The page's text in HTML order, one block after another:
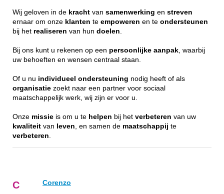
Wij geloven in de kracht van samenwerking en streven
ernaar om onze klanten te empoweren en te ondersteunen
bij het realiseren van hun doelen
Bij ons kunt u rekenen op een persoonlijke aanpak , waarbij
uw behoeften en wensen centraal staan.
Of u nu individueel ondersteuning nodig heeft of als
organisatie zoekt naar een partner voor sociaal
maatschappelijk werk, wij zijn er voor u.
Onze missie is om u te helpen bij het verbeteren van uw
kwaliteit van leven , en samen de maatschappij te
verbeteren
C Corenzo